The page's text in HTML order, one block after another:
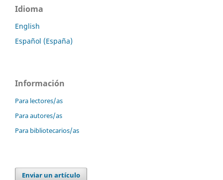
Idioma
English
Español (España)
Información
Para lectores/as
Para autores/as
Para bibliotecarios/as
Enviar un artículo